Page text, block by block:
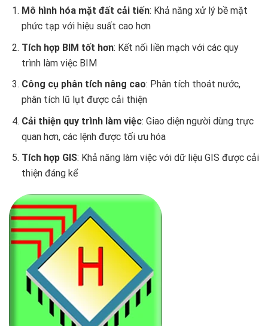
Mô hình hóa mặt đất cải tiến: Khả năng xử lý bề mặt
phức tạp với hiệu suất cao hơn
Tích hợp BIM tốt hơn: Kết nối liền mạch với các quy
trình làm việc BIM
Công cụ phân tích nâng cao: Phân tích thoát nước,
phân tích lũ lụt được cải thiện
Cải thiện quy trình làm việc: Giao diện người dùng trực
quan hơn, các lệnh được tối ưu hóa
Tích hợp GIS: Khả năng làm việc với dữ liệu GIS được cải
thiện đáng kể